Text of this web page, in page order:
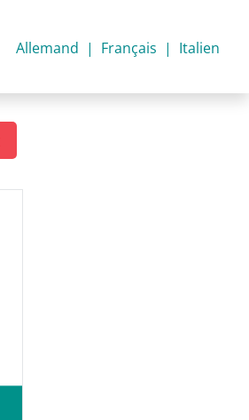
Allemand Français Italien